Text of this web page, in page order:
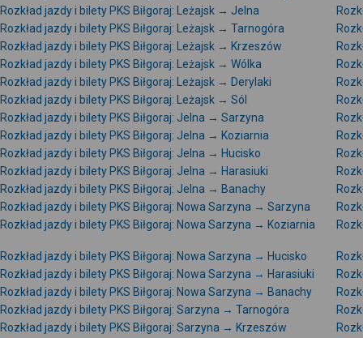
Rozkład jazdy i bilety PKS Biłgoraj: Leżajsk → Jelna
Rozkład jazdy i bilety PKS Biłgoraj: Leżajsk → Tarnogóra
Rozkład jazdy i bilety PKS Biłgoraj: Leżajsk → Krzeszów
Rozkład jazdy i bilety PKS Biłgoraj: Leżajsk → Wólka
Rozkład jazdy i bilety PKS Biłgoraj: Leżajsk → Derylaki
Rozkład jazdy i bilety PKS Biłgoraj: Leżajsk → Sól
Rozkład jazdy i bilety PKS Biłgoraj: Jelna → Sarzyna
Rozkład jazdy i bilety PKS Biłgoraj: Jelna → Koziarnia
Rozkład jazdy i bilety PKS Biłgoraj: Jelna → Hucisko
Rozkład jazdy i bilety PKS Biłgoraj: Jelna → Harasiuki
Rozkład jazdy i bilety PKS Biłgoraj: Jelna → Banachy
Rozkład jazdy i bilety PKS Biłgoraj: Nowa Sarzyna → Sarzyna
Rozkład jazdy i bilety PKS Biłgoraj: Nowa Sarzyna → Koziarnia
Rozkład jazdy i bilety PKS Biłgoraj: Nowa Sarzyna → Hucisko
Rozkład jazdy i bilety PKS Biłgoraj: Nowa Sarzyna → Harasiuki
Rozkład jazdy i bilety PKS Biłgoraj: Nowa Sarzyna → Banachy
Rozkład jazdy i bilety PKS Biłgoraj: Sarzyna → Tarnogóra
Rozkład jazdy i bilety PKS Biłgoraj: Sarzyna → Krzeszów